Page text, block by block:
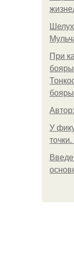
При
У